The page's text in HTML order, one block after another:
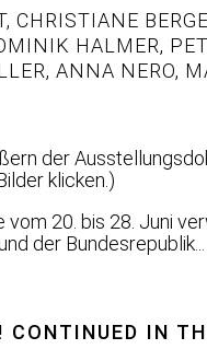
, CHRISTIANE
HALMER,
, ANNA NERO,
der
klicken.)
vom 20. bis 28. Juni
der Bundesrepublik...
CONTINUED IN